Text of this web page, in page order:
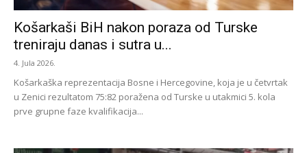
Košarkaši BiH nakon poraza od Turske
treniraju danas i sutra u...
4. Jula 2026.
Košarkaška reprezentacija Bosne i Hercegovine, koja je u četvrtak
u Zenici rezultatom 75:82 poražena od Turske u utakmici 5. kola
prve grupne faze kvalifikacija...